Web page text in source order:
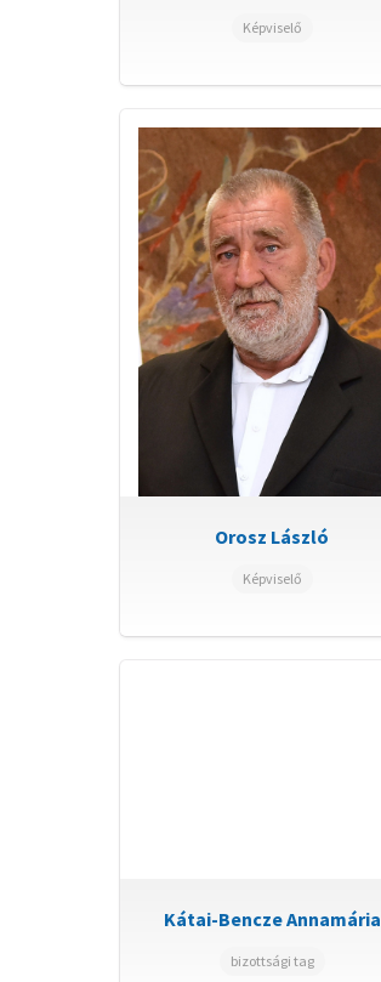
Képviselő
Orosz László
Képviselő
Kátai-Bencze Annamária
bizottsági tag